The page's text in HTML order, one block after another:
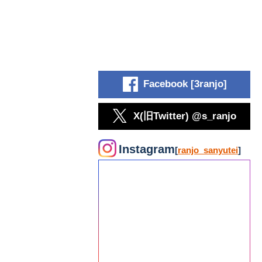
Facebook [3ranjo]
X(旧Twitter) @s_ranjo
Instagram[ranjo_sanyutei]